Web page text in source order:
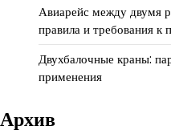
Авиарейс между двумя
правила и требования к
Двухбалочные краны:
применения
Архив